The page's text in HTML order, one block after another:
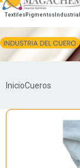
Textiles Pigmentos Industrial
InicioCueros